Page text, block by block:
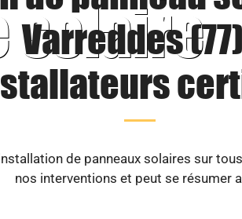
solaire
Varreddes
de panneaux solaires sur
nos interventions et peut se résumer